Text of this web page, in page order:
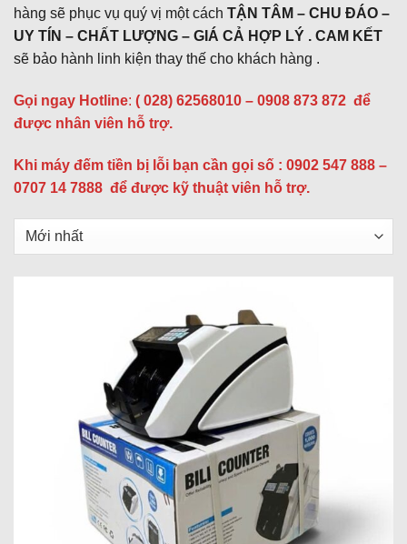
hàng sẽ phục vụ quý vị một cách TẬN TÂM – CHU ĐÁO –
UY TÍN – CHẤT LƯỢNG – GIÁ CẢ HỢP LÝ . CAM KẾT
sẽ bảo hành linh kiện thay thế cho khách hàng .
Gọi ngay Hotline: ( 028) 62568010 – 0908 873 872 để
được nhân viên hỗ trợ.
Khi máy đếm tiền bị lỗi bạn cần gọi số : 0902 547 888 –
0707 14 7888 để được kỹ thuật viên hỗ trợ.
Sắp